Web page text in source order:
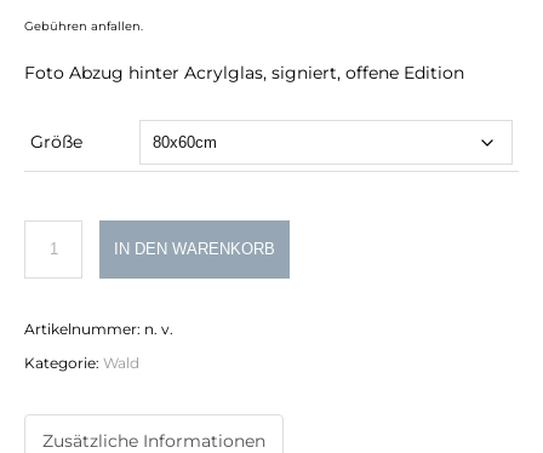
Gebühren anfallen.
Foto Abzug hinter Acrylglas, signiert, offene Edition
Größe
IN DEN WARENKORB
Artikelnummer: n. v.
Kategorie: Wald
Zusätzliche Informationen